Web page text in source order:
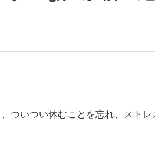
ついつい休むことを忘れ、スト